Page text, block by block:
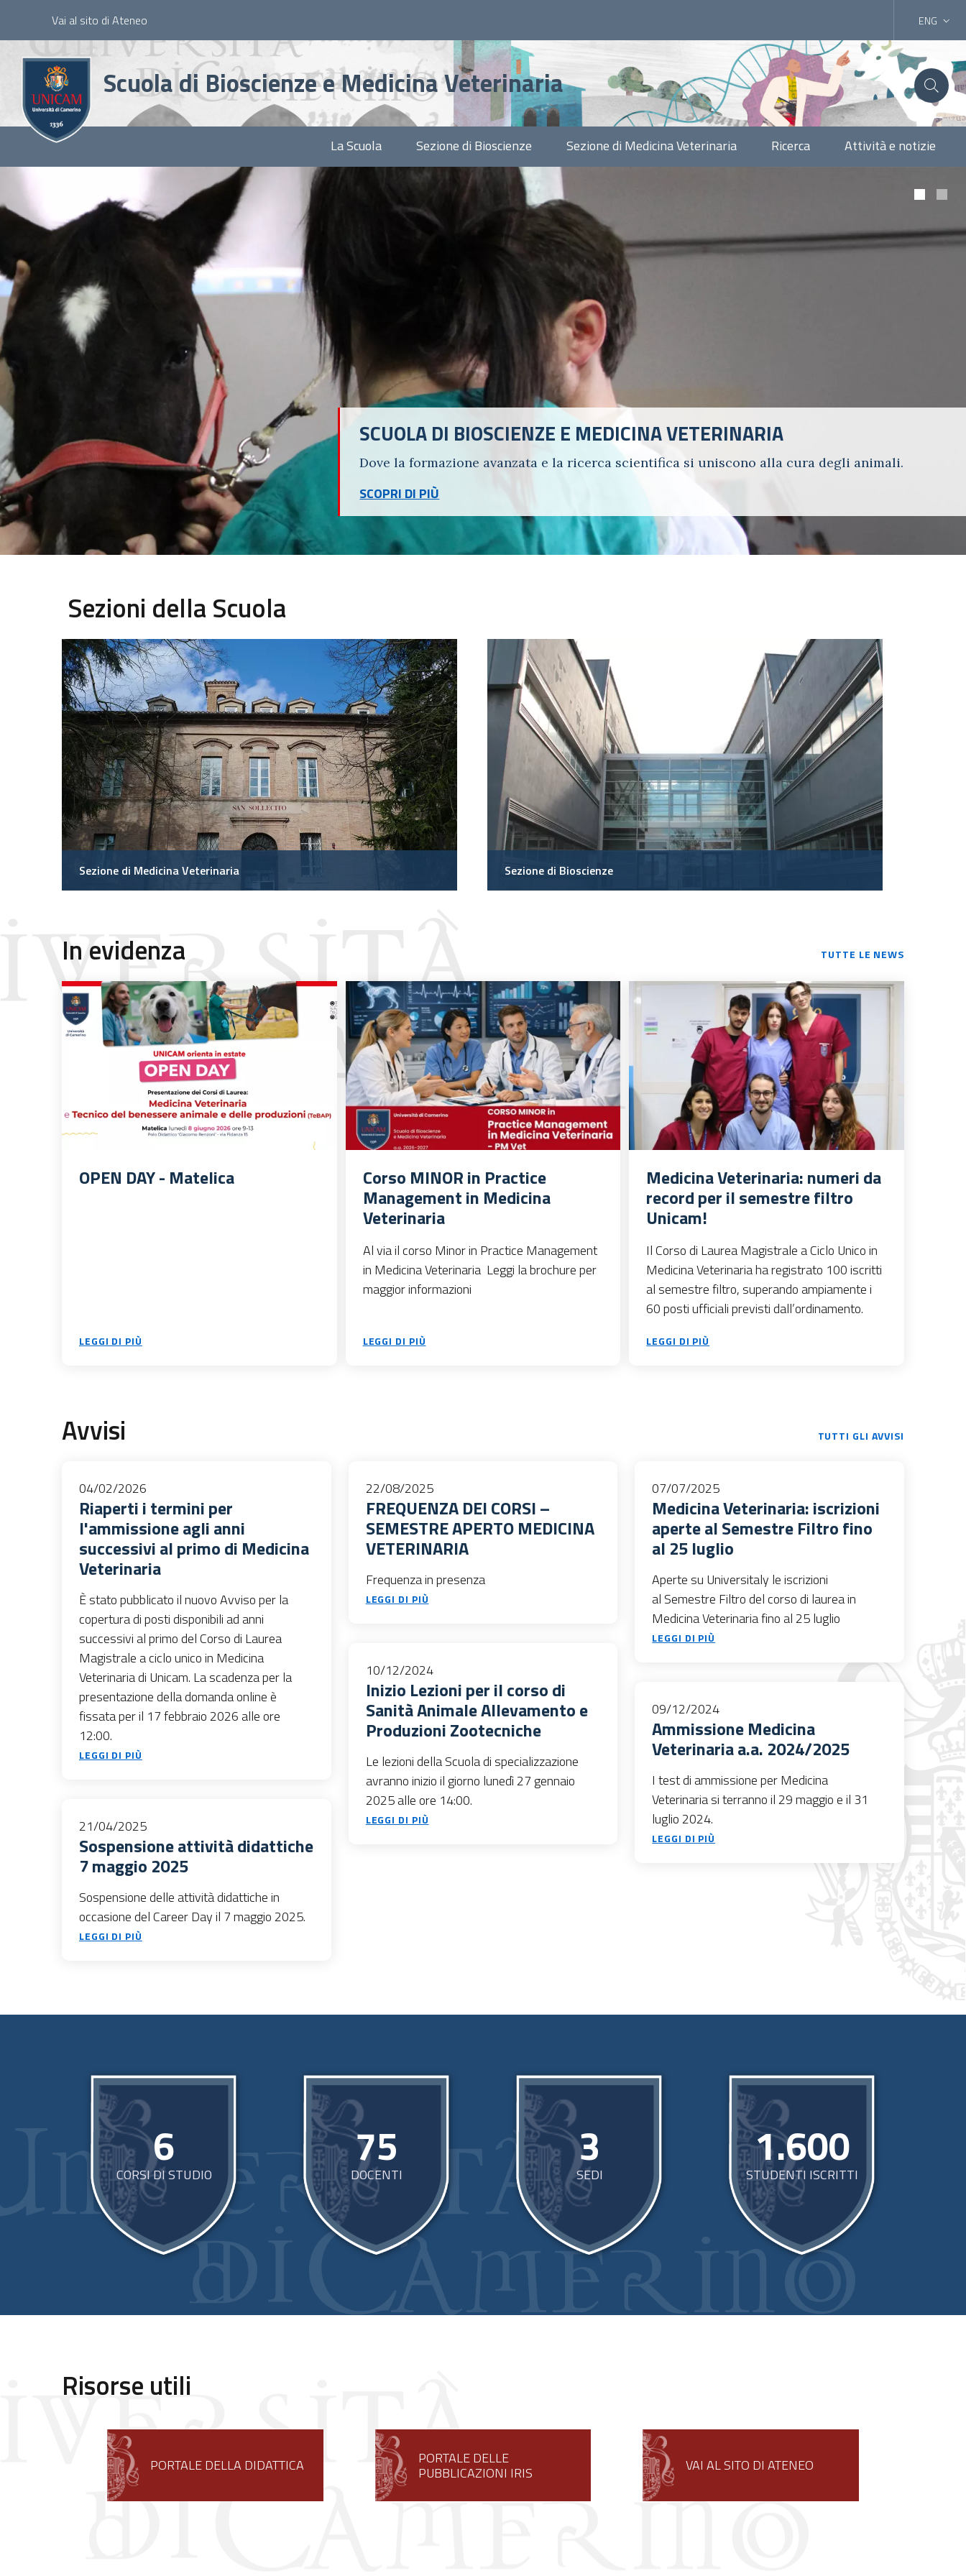
content
SlimVai al sito di Ateneo ENG
Scuola di Bioscienze e Medicina Veterinaria
Main
Menu
La Scuola Sezione di Bioscienze Sezione di Medicina Veterinaria Ricerca Attività e notizie
SCUOLA DI BIOSCIENZE E MEDICINA VETERINARIA
Dove la formazione avanzata e la ricerca scientifica si uniscono alla cura degli animali.
SCOPRI DI PIÙ
Sezioni della Scuola
Sezione di Medicina Veterinaria Sezione di Bioscienze
In evidenza TUTTE LE NEWS
OPEN DAY - Matelica
LEGGI DI PIÙ
Corso MINOR in Practice
Management in Medicina
Veterinaria
Al via il corso Minor in Practice Management
in Medicina Veterinaria Leggi la brochure per
maggior informazioni
LEGGI DI PIÙ
Medicina Veterinaria: numeri da
record per il semestre filtro
Unicam!
Il Corso di Laurea Magistrale a Ciclo Unico in
Medicina Veterinaria ha registrato 100 iscritti
al semestre filtro, superando ampiamente i
60 posti ufficiali previsti dall’ordinamento.
LEGGI DI PIÙ
Avvisi TUTTI GLI AVVISI
04/02/2026
Riaperti i termini per
l'ammissione agli anni
successivi al primo di Medicina
Veterinaria
È stato pubblicato il nuovo Avviso per la
copertura di posti disponibili ad anni
successivi al primo del Corso di Laurea
Magistrale a ciclo unico in Medicina
Veterinaria di Unicam. La scadenza per la
presentazione della domanda online è
fissata per il 17 febbraio 2026 alle ore
12:00.
LEGGI DI PIÙ
22/08/2025
FREQUENZA DEI CORSI –
SEMESTRE APERTO MEDICINA
VETERINARIA
Frequenza in presenza
LEGGI DI PIÙ
07/07/2025
Medicina Veterinaria: iscrizioni
aperte al Semestre Filtro fino
al 25 luglio
Aperte su Universitaly le iscrizioni
al Semestre Filtro del corso di laurea in
Medicina Veterinaria fino al 25 luglio
LEGGI DI PIÙ
21/04/2025
Sospensione attività didattiche
7 maggio 2025
Sospensione delle attività didattiche in
occasione del Career Day il 7 maggio 2025.
LEGGI DI PIÙ
10/12/2024
Inizio Lezioni per il corso di
Sanità Animale Allevamento e
Produzioni Zootecniche
Le lezioni della Scuola di specializzazione
avranno inizio il giorno lunedì 27 gennaio
2025 alle ore 14:00.
LEGGI DI PIÙ
09/12/2024
Ammissione Medicina
Veterinaria a.a. 2024/2025
I test di ammissione per Medicina
Veterinaria si terranno il 29 maggio e il 31
luglio 2024.
LEGGI DI PIÙ
6
CORSI DI STUDIO 75
DOCENTI 3
SEDI 1.600
STUDENTI ISCRITTI
Risorse utili
PORTALE DELLA DIDATTICA PORTALE DELLE
PUBBLICAZIONI IRIS VAI AL SITO DI ATENEO